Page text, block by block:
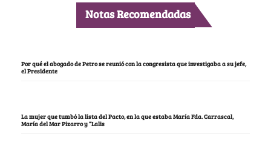
Notas Recomendadas
Por qué el abogado de Petro se reunió con la congresista que investigaba a su jefe,
el Presidente
La mujer que tumbó la lista del Pacto, en la que estaba María Fda. Carrascal,
María del Mar Pizarro y “Lalis